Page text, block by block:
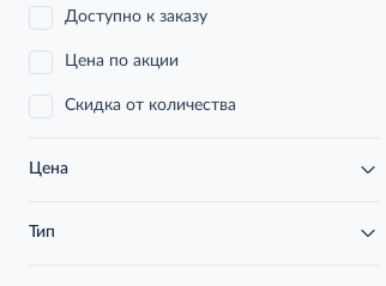
Доступно к заказу
Цена по акции
Скидка от количества
Цена
Тип